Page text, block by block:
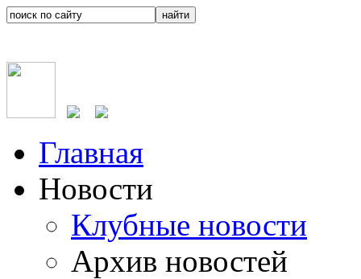
Главная
Новости
Клубные новости
Архив новостей